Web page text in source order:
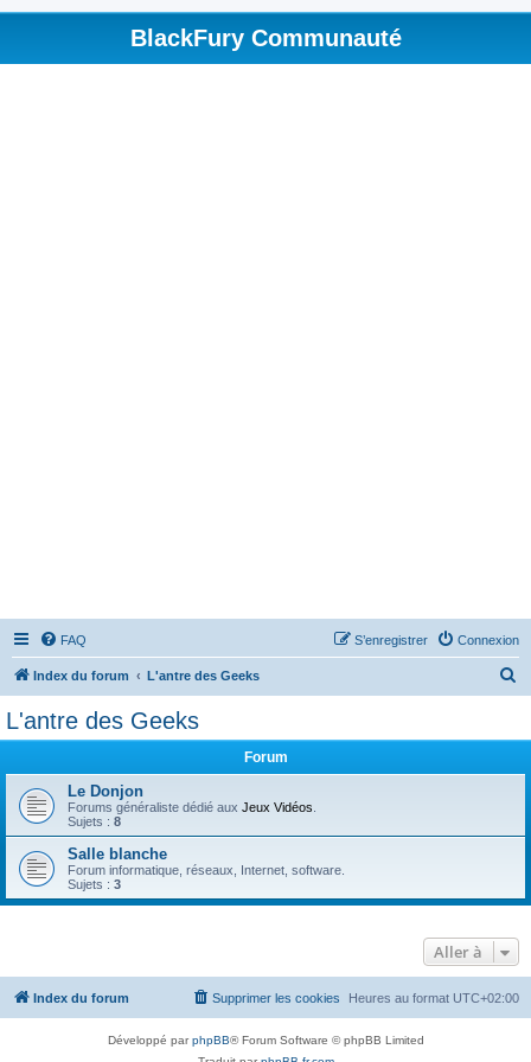
BlackFury Communauté
FAQ Connexion
S’enregistrer
Index du forum L'antre des Geeks
e
L'antre des Geeks
Forum
Le Donjon
Forums généraliste dédié aux Jeux Vidéos
Sujets : 8
Salle blanche
Forum informatique, réseaux, Internet, software.
Sujets : 3
Aller à
Index du forum Heures au format UTC+02:00
Supprimer les cookies
Développé parphpBB® Forum Software © phpBB Limited